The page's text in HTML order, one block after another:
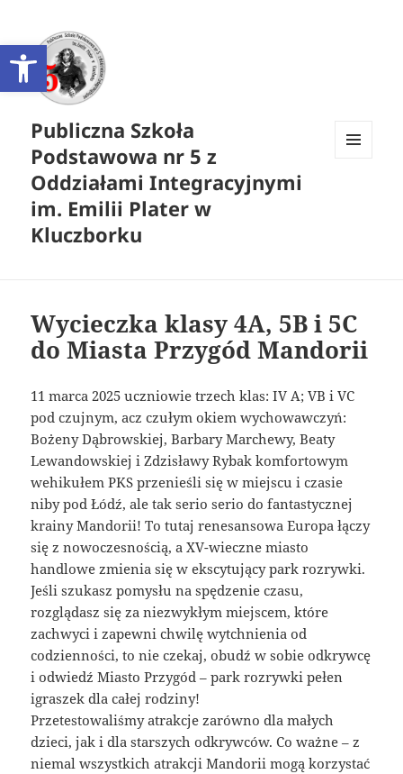
Otwórz pasek narzędzi
Publiczna Szkoła
Podstawowa nr 5 z
Oddziałami Integracyjnymi
im. Emilii Plater w
Kluczborku
Wycieczka klasy 4A, 5B i 5C
do Miasta Przygód Mandorii
11 marca 2025 uczniowie trzech klas: IV A; VB i VC
pod czujnym, acz czułym okiem wychowawczyń:
Bożeny Dąbrowskiej, Barbary Marchewy, Beaty
Lewandowskiej i Zdzisławy Rybak komfortowym
wehikułem PKS przenieśli się w miejscu i czasie
niby pod Łódź, ale tak serio serio do fantastycznej
krainy Mandorii! To tutaj renesansowa Europa łączy
się z nowoczesnością, a XV-wieczne miasto
handlowe zmienia się w ekscytujący park rozrywki.
Jeśli szukasz pomysłu na spędzenie czasu,
rozglądasz się za niezwykłym miejscem, które
zachwyci i zapewni chwilę wytchnienia od
codzienności, to nie czekaj, obudź w sobie odkrywcę
i odwiedź Miasto Przygód – park rozrywki pełen
igraszek dla całej rodziny!
Przetestowaliśmy atrakcje zarówno dla małych
dzieci, jak i dla starszych odkrywców. Co ważne – z
niemal wszystkich atrakcji Mandorii mogą korzystać